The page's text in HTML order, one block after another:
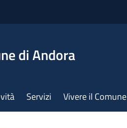
di Andora
Servizi Vivere il Comune